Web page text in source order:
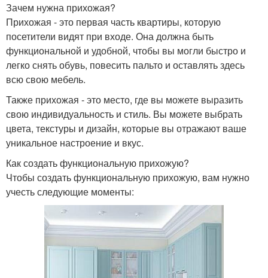
Зачем нужна прихожая?
Прихожая - это первая часть квартиры, которую
посетители видят при входе. Она должна быть
функциональной и удобной, чтобы вы могли быстро и
легко снять обувь, повесить пальто и оставлять здесь
всю свою мебель.
Также прихожая - это место, где вы можете выразить
свою индивидуальность и стиль. Вы можете выбрать
цвета, текстуры и дизайн, которые вы отражают ваше
уникальное настроение и вкус.
Как создать функциональную прихожую?
Чтобы создать функциональную прихожую, вам нужно
учесть следующие моменты: